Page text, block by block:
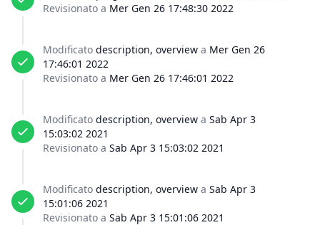
Revisionato a Mer Gen 26 17:48:30 2022
Modificato description, overview a Mer Gen 26
17:46:01 2022
Revisionato a Mer Gen 26 17:46:01 2022
Modificato description, overview a Sab Apr 3
15:03:02 2021
Revisionato a Sab Apr 3 15:03:02 2021
Modificato description, overview a Sab Apr 3
15:01:06 2021
Revisionato a Sab Apr 3 15:01:06 2021